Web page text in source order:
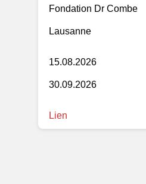
Fondation Dr Combe
Lausanne
15.08.2026
30.09.2026
Lien